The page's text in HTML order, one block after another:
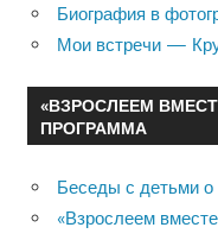
Биография в
Мои встречи —
«ВЗРОСЛЕЕМ
ПРОГРАММА
Беседы с детьми
«Взрослеем